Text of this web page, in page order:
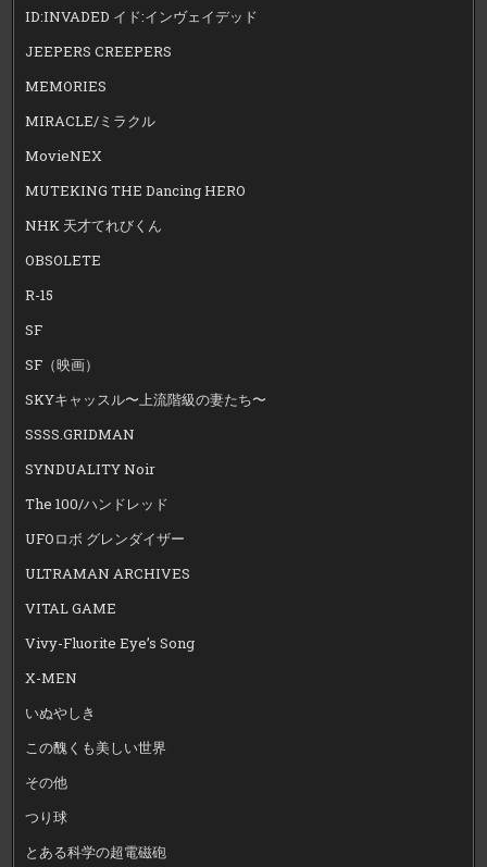
ID:INVADED イド:インヴェイデッド
JEEPERS CREEPERS
MEMORIES
MIRACLE/ミラクル
MovieNEX
MUTEKING THE Dancing HERO
NHK 天才てれびくん
OBSOLETE
R-15
SF
SF（映画）
SKYキャッスル〜上流階級の妻たち〜
SSSS.GRIDMAN
SYNDUALITY Noir
The 100/ハンドレッド
UFOロボ グレンダイザー
ULTRAMAN ARCHIVES
VITAL GAME
Vivy-Fluorite Eye’s Song
X-MEN
いぬやしき
この醜くも美しい世界
その他
つり球
とある科学の超電磁砲